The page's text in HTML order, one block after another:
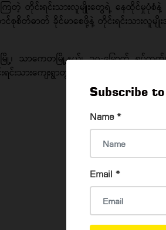
Subscribe
Name *
Email *
ကြတဲ့ တိုင်းရင်းသားလူမျိုးတွေရဲ့ နေထိုင်မှုပုံ
စုစိတ်ဓာတ် ခိုင်မာစေဖို့နဲ့ တိုင်းရင်းသားလူမျို
မြို့၊ သာကေတမြို့နယ်၊ ၁၀-မြောက် ရပ်ကွ
းသားကျေးရွာတွင် -